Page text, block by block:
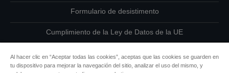
Formulario de desistimento
Cumplimiento de la Ley de Datos de la UE
Al hacer clic en “Aceptar todas las cookies”, aceptas que las cookies se guarden en
tu dispositivo para mejorar la navegación del sitio, analizar el uso del mismo, y